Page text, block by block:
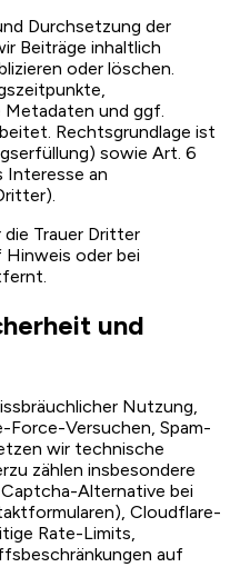
Durchsetzung der
Beiträge inhaltlich
oder löschen.
Metadaten und ggf.
Rechtsgrundlage ist
sowie Art. 6
Interesse an
Trauer Dritter
oder bei
und
Nutzung,
Versuchen, Spam-
wir technische
zählen insbesondere
Alternative bei
Cloudflare-
Rate-Limits,
auf